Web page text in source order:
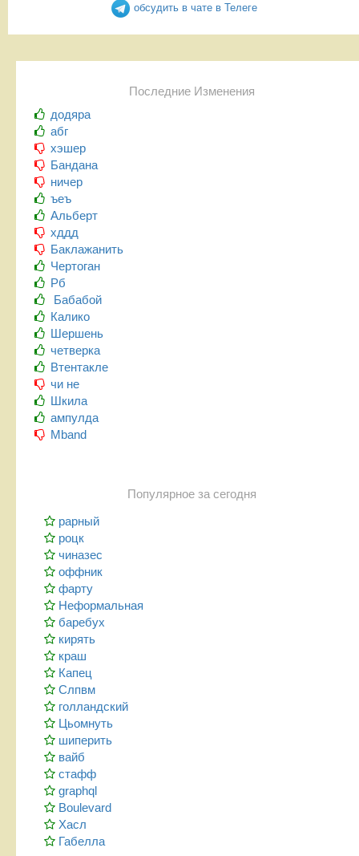
обсудить в чате в Телеге
Последние Изменения
додяра
абг
хэшер
Бандана
ничер
ъеъ
Альберт
хддд
Баклажанить
Чертоган
Рб
Бабабой
Калико
Шершень
четверка
Втентакле
чи не
Шкила
ампулда
Mband
Популярное за сегодня
рарный
роцк
чиназес
оффник
фарту
Неформальная
баребух
кирять
краш
Капец
Слпвм
голландский
Цьомнуть
шиперить
вайб
стафф
graphql
Boulevard
Хасл
Габелла